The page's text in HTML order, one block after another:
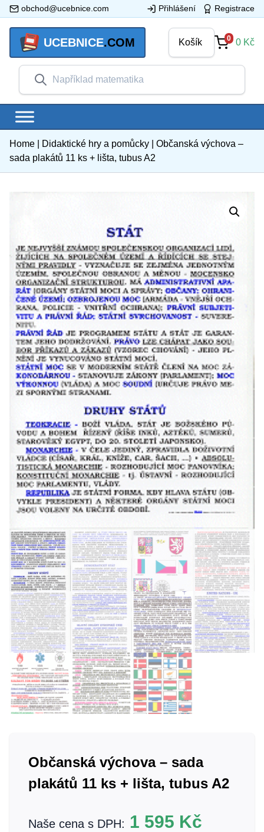
obchod@ucebnice.com Přihlášení Registrace
UCEBNICE.COM Košík 0 0 Kč
Home Didaktické hry a pomůcky
Občanská výchova –
sada plakátů 11 ks + lišta, tubus A2
Občanská výchova – sada
plakátů 11 ks + lišta, tubus A2
Naše cena s DPH: 1 595 Kč